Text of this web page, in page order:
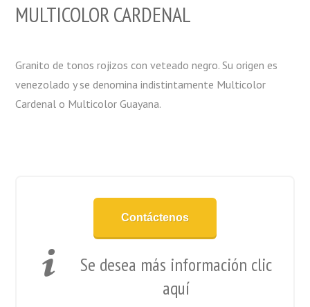
MULTICOLOR CARDENAL
Granito de tonos rojizos con veteado negro. Su origen es
venezolado y se denomina indistintamente Multicolor
Cardenal o Multicolor Guayana.
Contáctenos
Se desea más información clic
aquí